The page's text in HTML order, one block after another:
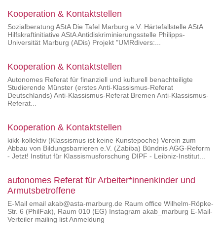
Kooperation & Kontaktstellen
Sozialberatung AStA Die Tafel Marburg e.V. Härtefallstelle AStA
Hilfskraftinitiative AStA Antidiskriminierungsstelle Philipps-
Universität Marburg (ADis) Projekt "UMRdivers:...
Kooperation & Kontaktstellen
Autonomes Referat für finanziell und kulturell benachteiligte
Studierende Münster (erstes Anti-Klassismus-Referat
Deutschlands) Anti-Klassismus-Referat Bremen Anti-Klassismus-
Referat...
Kooperation & Kontaktstellen
kikk-kollektiv (Klassismus ist keine Kunstepoche) Verein zum
Abbau von Bildungsbarrieren e.V. (Zabiba) Bündnis AGG-Reform
- Jetzt! Institut für Klassismusforschung DIPF - Leibniz-Institut...
autonomes Referat für Arbeiter*innenkinder und
Armutsbetroffene
E-Mail email akab@asta-marburg.de Raum office Wilhelm-Röpke-
Str. 6 (PhilFak), Raum 010 (EG) Instagram akab_marburg E-Mail-
Verteiler mailing list Anmeldung